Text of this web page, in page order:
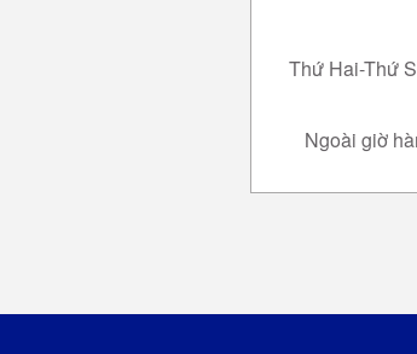
Thứ Hai-Thứ
Ngoài giờ